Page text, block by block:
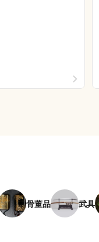
骨董品 武具